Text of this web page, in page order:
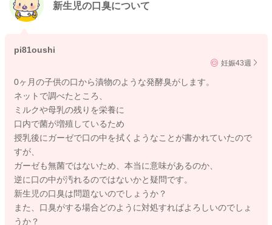
新生児の口臭について
pi81oushi
妊娠43週
0ヶ月の子供の口から漬物のような発酵臭がします。
ネットで調べたところ、
ミルクや母乳の残りを栄養に
口内で菌が増殖しているため
授乳後にガーゼで口の中を拭くようなことが書かれていたので
すが、
ガーゼも無菌ではないため、本当に意味があるのか、
逆に口の中が汚れるのではないかと疑問です。
新生児の口臭は問題ないのでしょうか？
また、口臭がする場合どのように対処すればよろしいのでしょ
うか？